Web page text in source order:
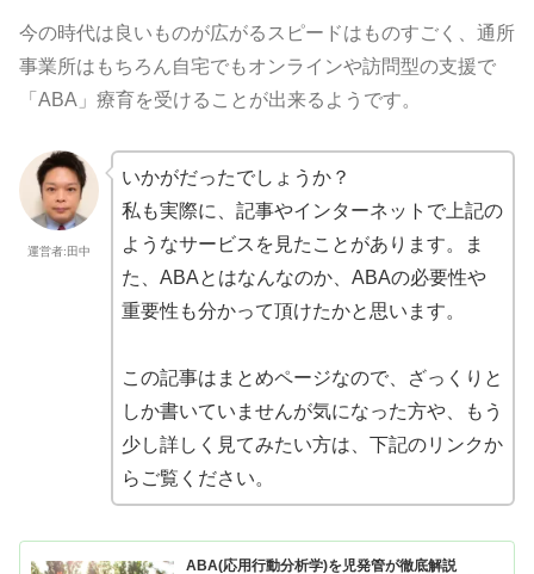
今の時代は良いものが広がるスピードはものすごく、通所
事業所はもちろん自宅でもオンラインや訪問型の支援で
「ABA」療育を受けることが出来るようです。
運営者:田中
いかがだったでしょうか？
私も実際に、記事やインターネットで上記の
ようなサービスを見たことがあります。ま
た、ABAとはなんなのか、ABAの必要性や
重要性も分かって頂けたかと思います。
この記事はまとめページなので、ざっくりと
しか書いていませんが気になった方や、もう
少し詳しく見てみたい方は、下記のリンクか
らご覧ください。
ABA(応用行動分析学)を児発管が徹底解説